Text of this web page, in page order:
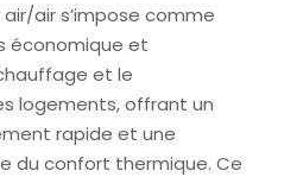
air s’impose comme
économique et
et le
logements, offrant un
rapide et une
du confort thermique. Ce